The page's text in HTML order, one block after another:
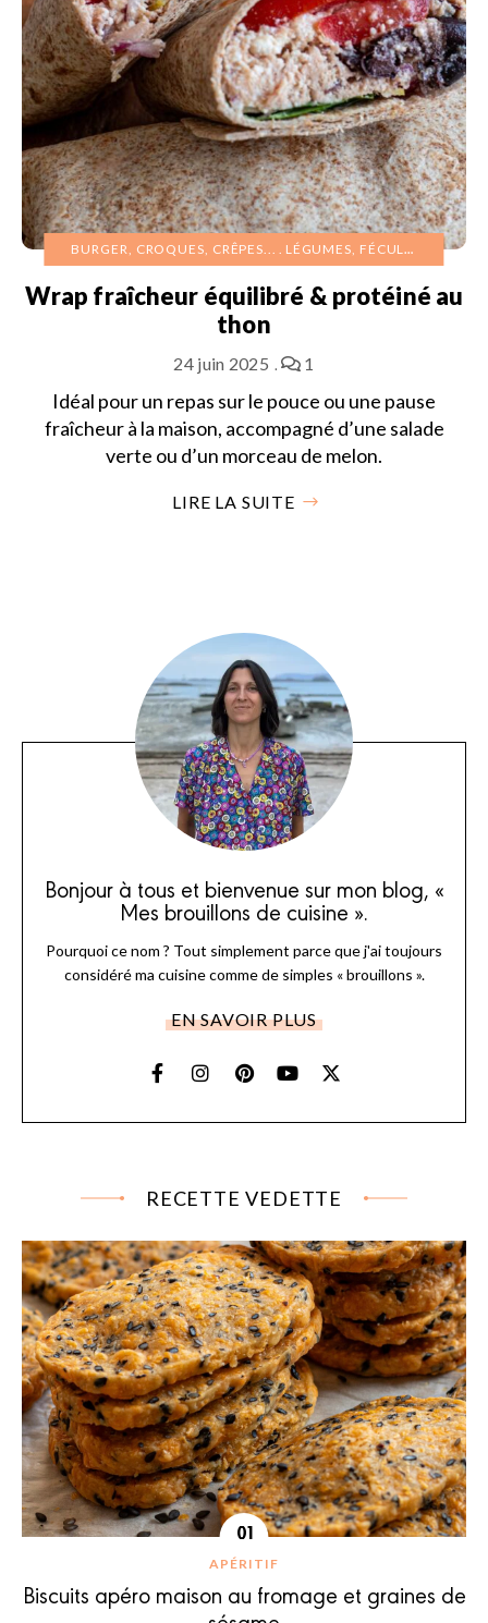
BURGER, CROQUES, CRÊPES... LÉGUMES, FÉCULENTS
Wrap fraîcheur équilibré & protéiné au
thon
24 juin 2025 1
Idéal pour un repas sur le pouce ou une pause
fraîcheur à la maison, accompagné d’une salade
verte ou d’un morceau de melon.
LIRE LA SUITE
Bonjour à tous et bienvenue sur mon blog, «
Mes brouillons de cuisine ».
Pourquoi ce nom ? Tout simplement parce que j'ai toujours
considéré ma cuisine comme de simples « brouillons ».
EN SAVOIR PLUS
RECETTE VEDETTE
APÉRITIF
Biscuits apéro maison au fromage et graines de